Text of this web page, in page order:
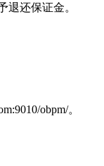
退还保证金。
obpm/。